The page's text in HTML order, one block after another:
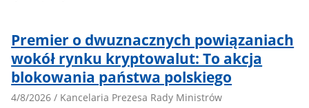
Premier o dwuznacznych powiązaniach
wokół rynku kryptowalut: To akcja
blokowania państwa polskiego
4/8/2026 / Kancelaria Prezesa Rady Ministrów